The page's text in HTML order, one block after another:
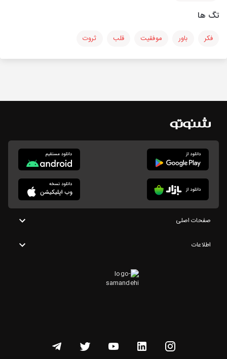
تگ ها
فکر باور موفقیت قلب ثروت
صفحات اصلی
اطلاعات